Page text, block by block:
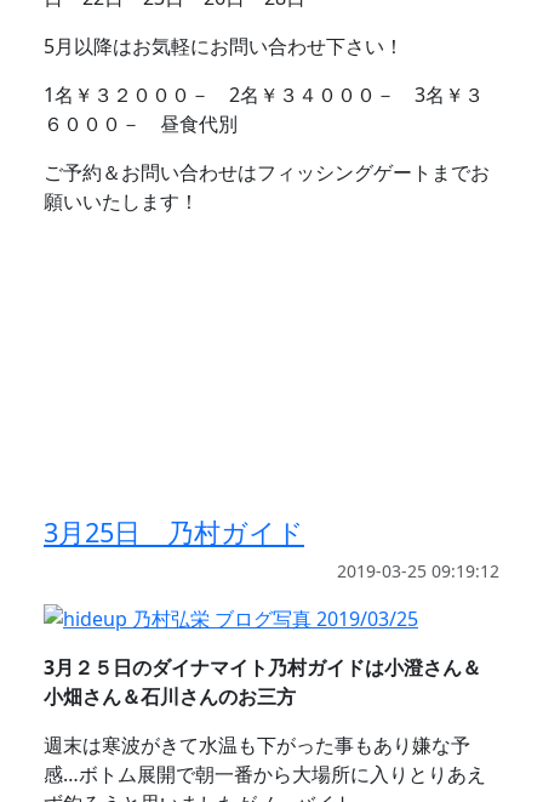
5月以降はお気軽にお問い合わせ下さい！
1名￥３２０００－ 2名￥３４０００－ 3名￥３
６０００－ 昼食代別
ご予約＆お問い合わせはフィッシングゲートまでお
願いいたします！
3月25日 乃村ガイド
2019-03-25 09:19:12
3月２５日のダイナマイト乃村ガイドは小澄さん＆
小畑さん＆石川さんのお三方
週末は寒波がきて水温も下がった事もあり嫌な予
感…ボトム展開で朝一番から大場所に入りとりあえ